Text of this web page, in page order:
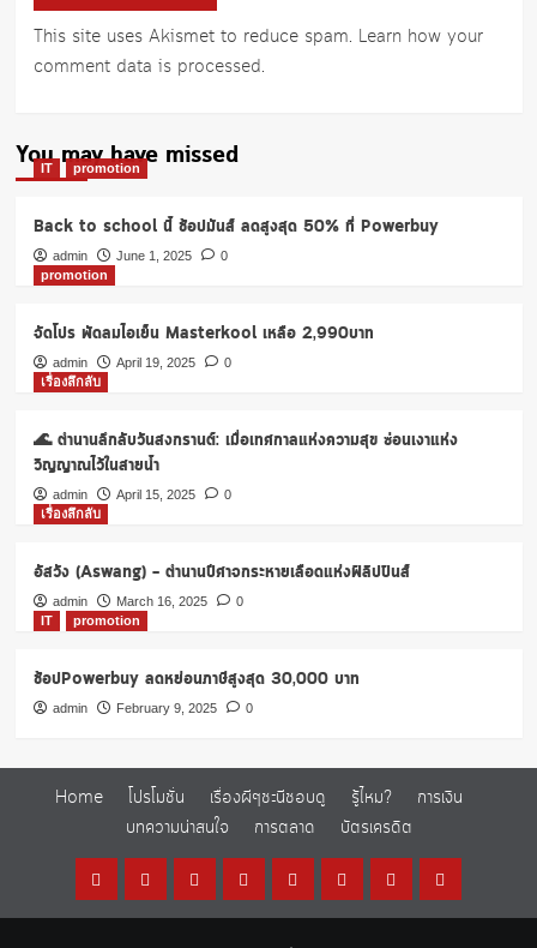
This site uses Akismet to reduce spam. Learn how your
comment data is processed.
You may have missed
IT promotion
Back to school นี้ ช้อปมันส์ ลดสูงสุด 50% ที่ Powerbuy
admin June 1, 2025
0
promotion
จัดโปร พัดลมไอเย็น Masterkool เหลือ 2,990บาท
admin April 19, 2025
0
เรื่องลึกลับ
🌊 ตำนานลึกลับวันสงกรานต์: เมื่อเทศกาลแห่งความสุข ซ่อนเงาแห่ง
วิญญาณไว้ในสายน้ำ
admin April 15, 2025
0
เรื่องลึกลับ
อัสวัง (Aswang) – ตำนานปีศาจกระหายเลือดแห่งฟิลิปปินส์
admin March 16, 2025
0
IT
promotion
ช้อปPowerbuy ลดหย่อนภาษีสูงสุด 30,000 บาท
admin February 9, 2025 0
Home โปรโมชั่น เรื่องผีๆชะนีชอบดู รู้ไหม?
การเงิน
บทความน่าสนใจ
การตลาด บัตรเครดิต
Home โปร
เรื่อง
รู้
การ
บทความการ
บัตร